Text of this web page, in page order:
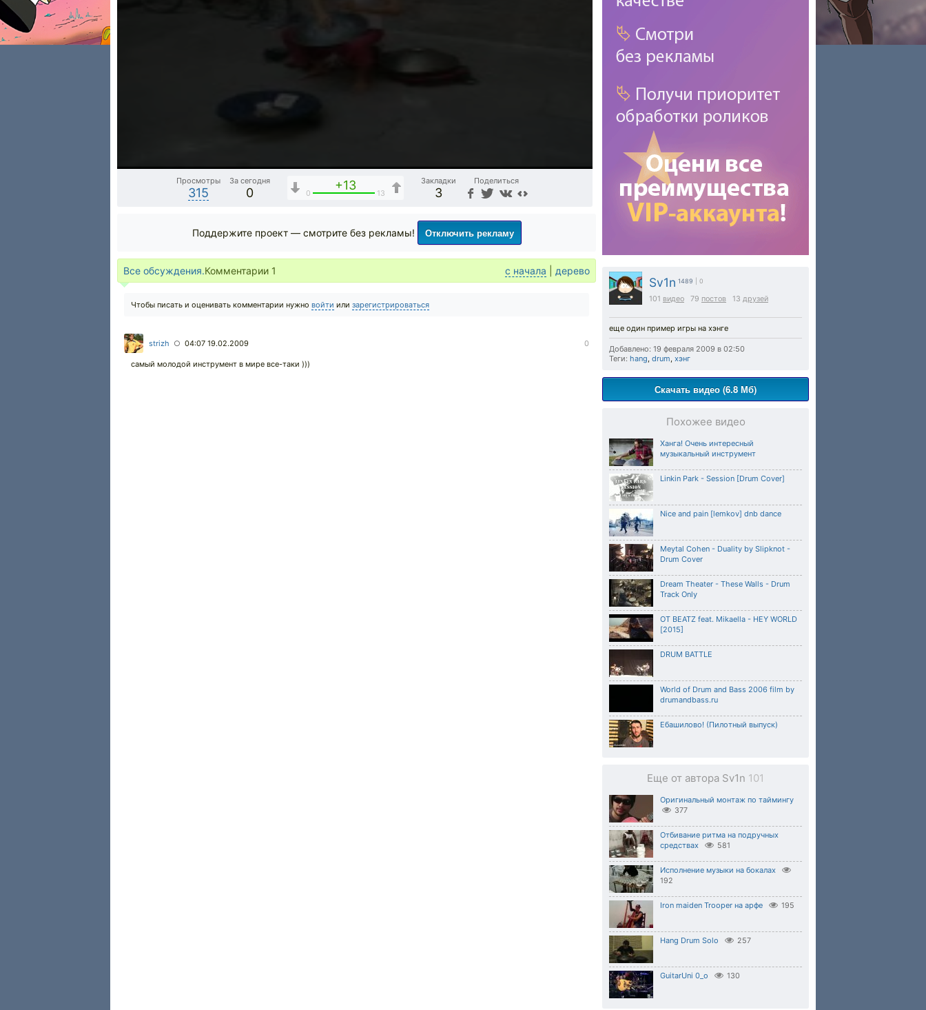
Просмотры
315
За сегодня
0
+13
0 13
Закладки
3
Поделиться
Sv1n 1489 | 0
101 видео 79 постов 13 друзей
еще один пример игры на хэнге
Добавлено: 19 февраля 2009 в 02:50
Теги: hang, drum, хэнг
Скачать видео (6.8 Мб)
Похожее видео
Ханга! Очень интересный
музыкальный инструмент
Linkin Park - Session [Drum Cover]
Nice and pain [lemkov] dnb dance
Meytal Cohen - Duality by Slipknot -
Drum Cover
Dream Theater - These Walls - Drum
Track Only
OT BEATZ feat. Mikaella - HEY WORLD
[2015]
DRUM BATTLE
World of Drum and Bass 2006 film by
drumandbass.ru
Ебашилово! (Пилотный выпуск)
Еще от автора Sv1n 101
Оригинальный монтаж по таймингу
377
Отбивание ритма на подручных
средствах
581
Исполнение музыки на бокалах
192
Iron maiden Trooper на арфе 195
Hang Drum Solo 257
GuitarUni 0_о 130
Поддержите проект — смотрите без рекламы! Отключить рекламу
Все обсуждения.Комментарии 1 с начала дерево
Чтобы писать и оценивать комментарии нужно войти или зарегистрироваться
strizh ○ 04:07 19.02.2009 0
самый молодой инструмент в мире все-таки )))